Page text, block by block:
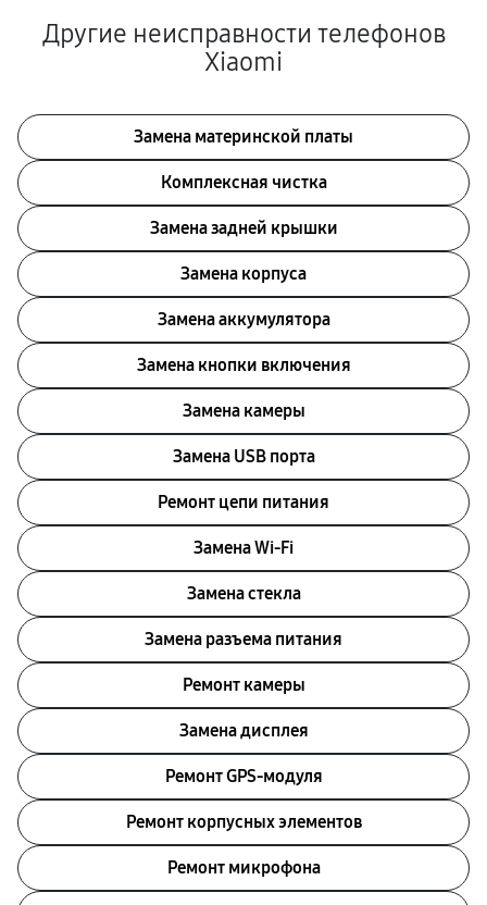
Другие неисправности телефонов
Xiaomi
Замена материнской платы
Комплексная чистка
Замена задней крышки
Замена корпуса
Замена аккумулятора
Замена кнопки включения
Замена камеры
Замена USB порта
Ремонт цепи питания
Замена Wi-Fi
Замена стекла
Замена разъема питания
Ремонт камеры
Замена дисплея
Ремонт GPS-модуля
Ремонт корпусных элементов
Ремонт микрофона